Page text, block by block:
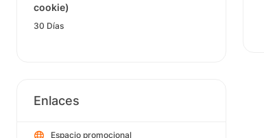
cookie)
30 Días
Enlaces
Espacio promocional